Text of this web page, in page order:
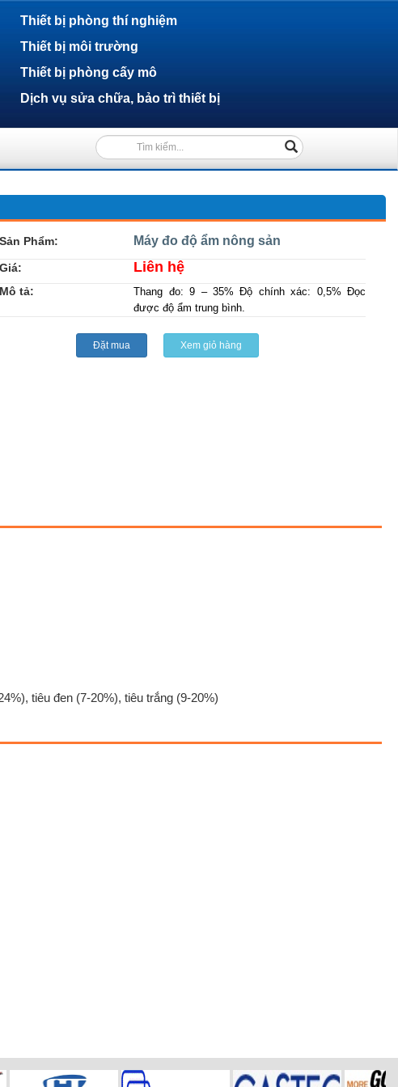
Thiết bị phòng thí nghiệm
Thiết bị môi trường
Thiết bị phòng cấy mô
Dịch vụ sửa chữa, bảo trì thiết bị
Sản Phẩm: Máy đo độ ẩm nông sản
Giá: Liên hệ
Mô tả:
Thang đo: 9 – 35% Độ chính xác: 0,5% Đọc
được độ ẩm trung bình.
Đặt mua Xem giỏ hàng
tiêu đen (7-20%), tiêu trắng (9-20%)